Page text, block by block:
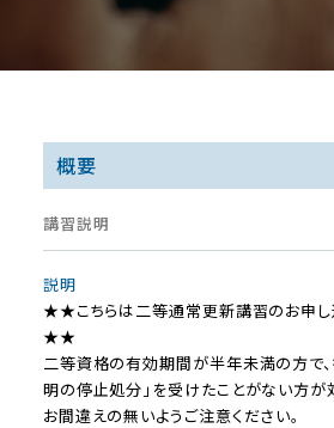
概要
講習説明
説明
★★こちらは二等通常更新講習のお申し
★★
二等資格の有効期間が半年未満の方で
明の停止処分」を受けたことがない方が
お間違えの無いようご注意ください。